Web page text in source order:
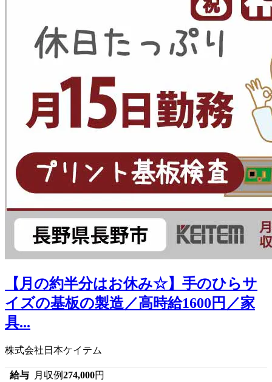
【月の約半分はお休み☆】手のひらサ
イズの基板の製造／高時給1600円／家
具...
株式会社日本ケイテム
給与 月収例274,000円